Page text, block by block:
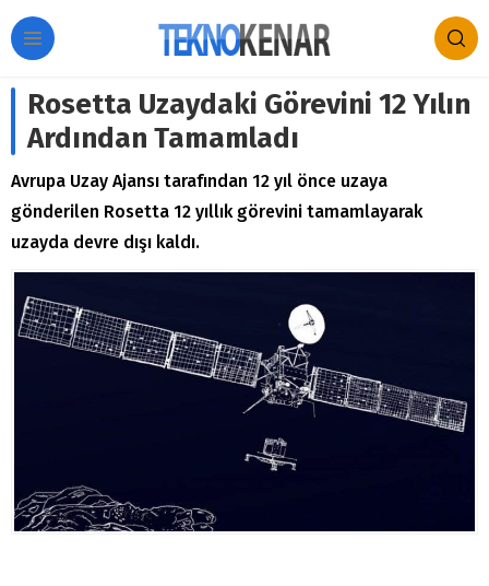
Rosetta Uzaydaki Görevini 12 Yılın
Ardından Tamamladı
Avrupa Uzay Ajansı tarafından 12 yıl önce uzaya
gönderilen Rosetta 12 yıllık görevini tamamlayarak
uzayda devre dışı kaldı.